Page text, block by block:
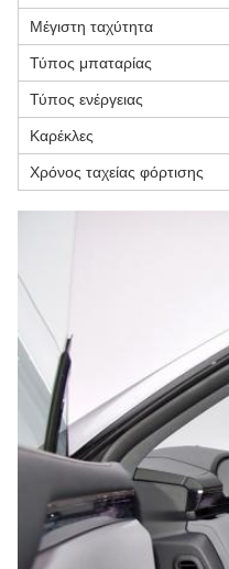
Μέγιστη ταχύτητα
Τύπος μπαταρίας
Τύπος ενέργειας
Καρέκλες
Χρόνος ταχείας φόρτισης